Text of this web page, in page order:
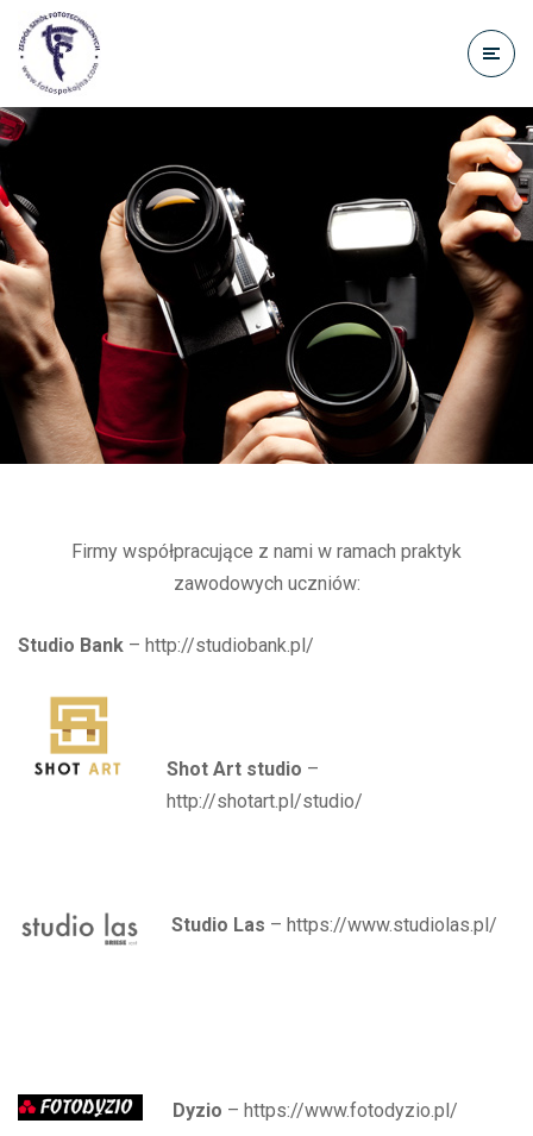
treści
Firmy współpracujące z nami w ramach praktyk
zawodowych uczniów:
Studio Bank – http://studiobank.pl/
Shot Art studio –
http://shotart.pl/studio/
Studio Las – https://www.studiolas.pl/
Dyzio – https://www.fotodyzio.pl/